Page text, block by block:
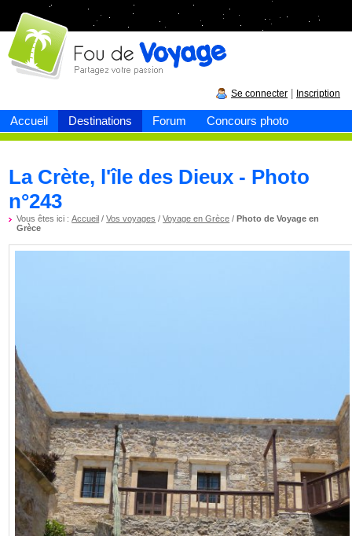
Accueil Destinations Forum Concours photo
Fou devoyage
Se connecter Inscription
La Crète, l'île des Dieux - Photo
n°243
Vous êtes ici :Accueil /Vos voyages /Voyage en Grèce /Photo de Voyage en
Grèce